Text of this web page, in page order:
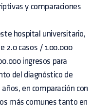
y comparaciones
hospital universitario,
2.0 casos / 100.000
ingresos para
del diagnóstico de
en comparación con
más comunes tanto en